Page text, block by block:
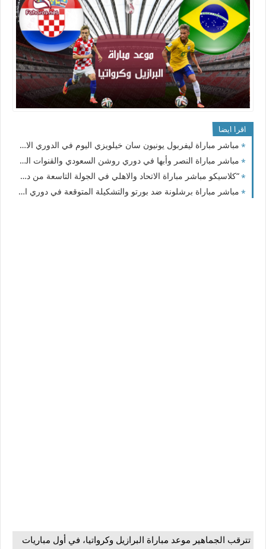
اقرا ايضا
مباشر مباراة ليفربول يونيون سان خيلويزي اليوم في الدوري الاوروبي
مباشر مباراة النصر وأبها في دوري روشن السعودي والقنوات الناقلة
“كلاسيكو مباشر مباراة الاتحاد والاهلي في الجولة التاسعة من دوري روشن السعودي 2023-2024
مباشر مباراة برشلونة ضد بورتو والتشكيلة المتوقعة في دوري الأبطال
تترقب الجماهير موعد مباراة البرازيل وكرواتيا، في أول مباريات